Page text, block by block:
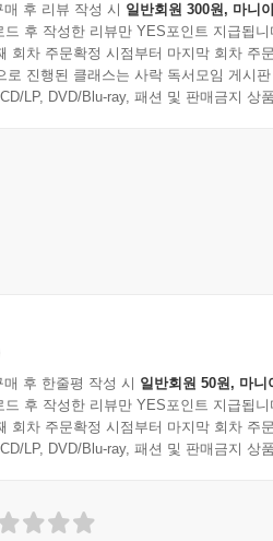
후 리뷰 작성 시 일반회원 300원, 마니
드 후 작성한 리뷰만 YES포인트 지급됩니
회차 주문확정 시점부터 마지막 회차 주
로 진행된 클래스는 사락 독서모임 게시
LP, DVD/Blu-ray, 패션 및 판매금지 상
후 한줄평 작성 시 일반회원 50원, 마니
드 후 작성한 리뷰만 YES포인트 지급됩니
회차 주문확정 시점부터 마지막 회차 주
LP, DVD/Blu-ray, 패션 및 판매금지 상